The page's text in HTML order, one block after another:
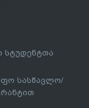
სტუდენტთა
სასწავლო/